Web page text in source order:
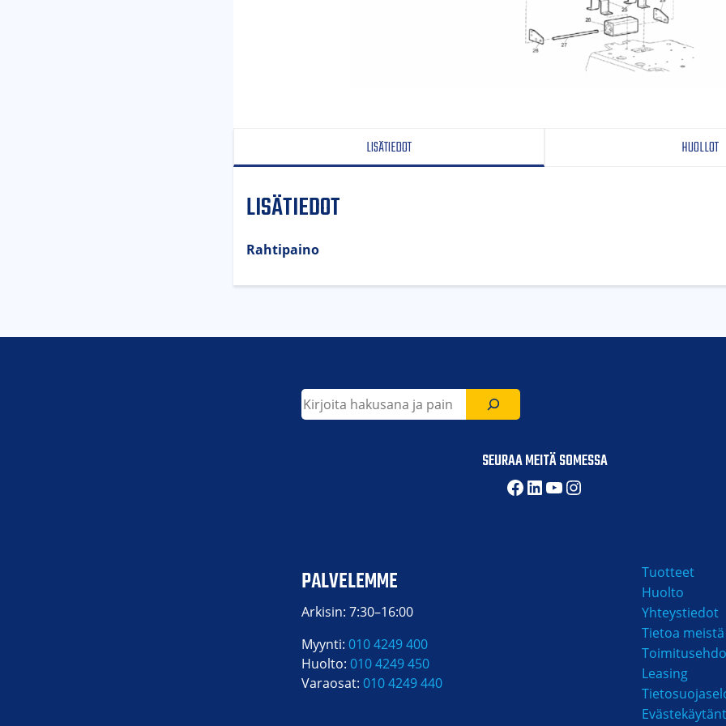
LISÄTIEDOT HUOLLOT
LISÄTIEDOT
Rahtipaino
SEURAA MEITÄ SOMESSA
Facebook
LinkedIn
YouTube
Instagram
PALVELEMME
Arkisin: 7:30–16:00
Myynti: 010 4249 400
Huolto: 010 4249 450
Varaosat: 010 4249 440
Tuotteet
Huolto
Yhteystiedot
Tietoa meistä
Leasing